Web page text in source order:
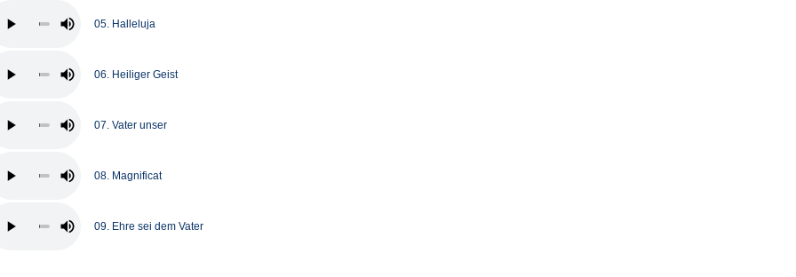
05. Halleluja
06. Heiliger Geist
07. Vater unser
08. Magnificat
09. Ehre sei dem Vater